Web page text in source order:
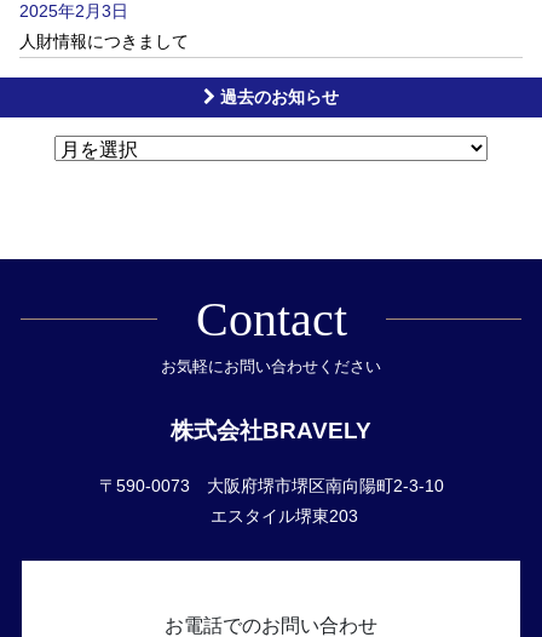
2025年2月3日
人財情報につきまして
過去のお知らせ
Contact
お気軽にお問い合わせください
株式会社BRAVELY
〒590-0073 大阪府堺市堺区南向陽町2-3-10
エスタイル堺東203
お電話でのお問い合わせ